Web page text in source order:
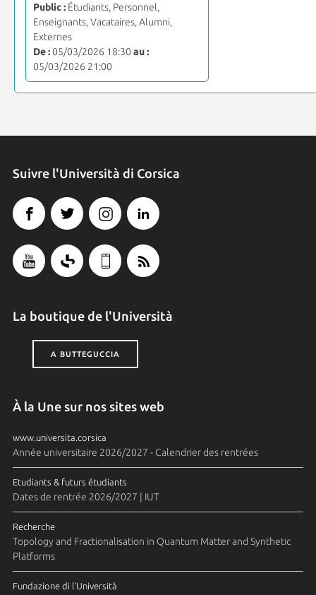
Public :Étudiants, Personnel,
Enseignants, Vacataires, Alumni,
Externes
De :05/03/2026 18:30 au :
05/03/2026 21:00
Suivre l'Università di Corsica
La boutique de l'Università
A BUTTEGUCCIA
À la Une sur nos sites web
www.universita.corsica
Année universitaire 2026/2027 - Calendrier des rentrées
Etudiants & futurs étudiants
Dates de rentrée 2026/2027 | IUT
Recherche
Topology and Fractionalisation in Quantum Matter and Synthetic
Platforms
Fundazione di l'Università